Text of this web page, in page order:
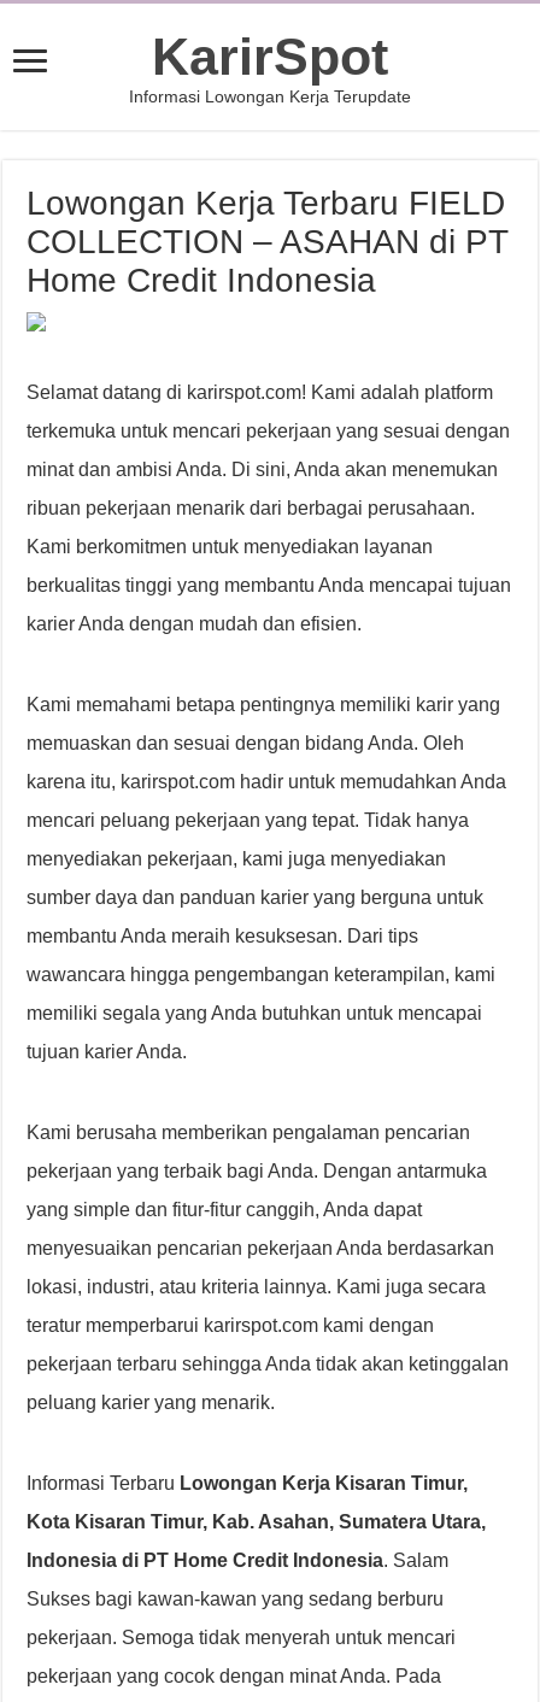
KarirSpot
Informasi Lowongan Kerja Terupdate
Lowongan Kerja Terbaru FIELD
COLLECTION – ASAHAN di PT
Home Credit Indonesia
Selamat datang di karirspot.com! Kami adalah platform
terkemuka untuk mencari pekerjaan yang sesuai dengan
minat dan ambisi Anda. Di sini, Anda akan menemukan
ribuan pekerjaan menarik dari berbagai perusahaan.
Kami berkomitmen untuk menyediakan layanan
berkualitas tinggi yang membantu Anda mencapai tujuan
karier Anda dengan mudah dan efisien.
Kami memahami betapa pentingnya memiliki karir yang
memuaskan dan sesuai dengan bidang Anda. Oleh
karena itu, karirspot.com hadir untuk memudahkan Anda
mencari peluang pekerjaan yang tepat. Tidak hanya
menyediakan pekerjaan, kami juga menyediakan
sumber daya dan panduan karier yang berguna untuk
membantu Anda meraih kesuksesan. Dari tips
wawancara hingga pengembangan keterampilan, kami
memiliki segala yang Anda butuhkan untuk mencapai
tujuan karier Anda.
Kami berusaha memberikan pengalaman pencarian
pekerjaan yang terbaik bagi Anda. Dengan antarmuka
yang simple dan fitur-fitur canggih, Anda dapat
menyesuaikan pencarian pekerjaan Anda berdasarkan
lokasi, industri, atau kriteria lainnya. Kami juga secara
teratur memperbarui karirspot.com kami dengan
pekerjaan terbaru sehingga Anda tidak akan ketinggalan
peluang karier yang menarik.
Informasi Terbaru Lowongan Kerja Kisaran Timur,
Kota Kisaran Timur, Kab. Asahan, Sumatera Utara,
Indonesia di PT Home Credit Indonesia. Salam
Sukses bagi kawan-kawan yang sedang berburu
pekerjaan. Semoga tidak menyerah untuk mencari
pekerjaan yang cocok dengan minat Anda. Pada